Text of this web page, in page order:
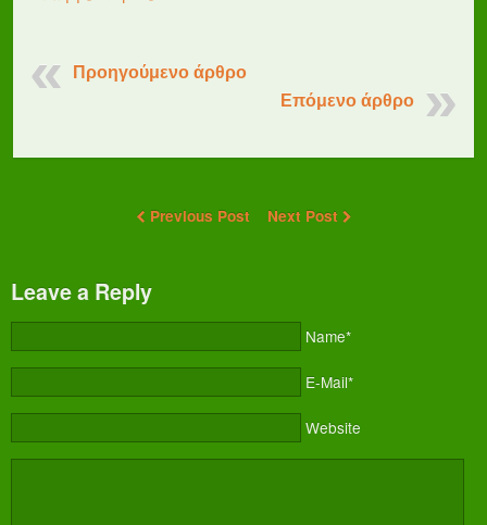
Προηγούμενο άρθρο
Επόμενο άρθρο
Previous Post Next Post
Leave a Reply
Name*
E-Mail*
Website